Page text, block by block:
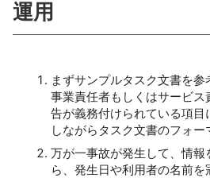
運用
まずサンプルタスク文書を
事業責任者もしくはサービ
告が義務付けられている項
しながらタスク文書のフォー
万が一事故が発生して、情報
ら、発生日や利用者の名前